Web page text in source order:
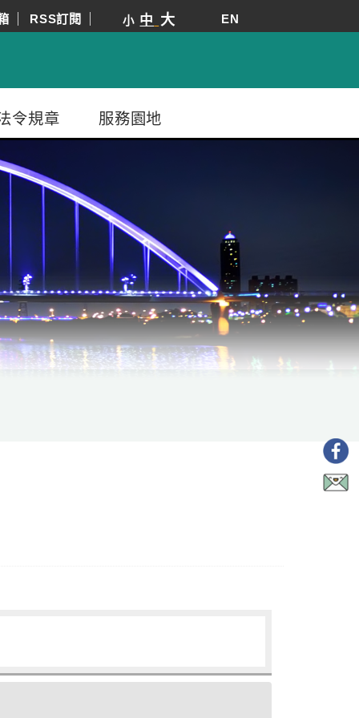
RSS訂閱 小 中 大 EN
令規章 服務園地